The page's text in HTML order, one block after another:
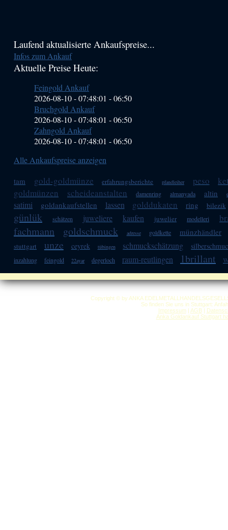
Haupt-
Sidebar
Laufend aktualisierte Ankaufspreise...
Infos zum Ankauf
Aktuelle Preise Heute:
Feingold Ankauf
2026-08-10 - 07:48:01 -06:50
Bruchgold Ankauf
2026-08-10 - 07:48:01 -06:50
Zahngold Ankauf
2026-08-10 - 07:48:01 -06:50
Alle Ankaufspreise anzeigen
tam gold-goldmünze erfahrungsberichte pfandleiher peso
goldmünzen
scheideanstalten damenring almanyada altin
satimi goldankaufstellen lassen golddukaten ring bilezik
günlük schätzen juweliere kaufen juwelier modelleri
fachmann goldschmuck adresse goldkette münzhändler
stuttgart unze ceyrek tübingen schmuckschätzung
inzahlung feingold 22ayar degerloch raum-reutlingen 1brillant
Copyright © by ANKA
So finden Sie uns in Stuttgart:
Impressum| AGB|
Anka Goldankauf Stuttgart